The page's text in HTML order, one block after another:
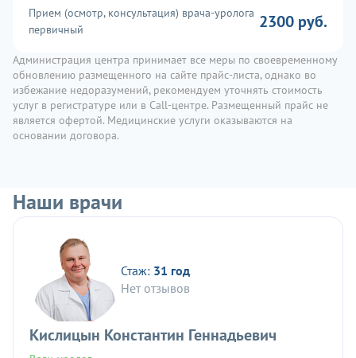
Прием (осмотр, консультация) врача-уролога
первичный
2300 руб.
Администрация центра принимает все меры по своевременному
обновлению размещенного на сайте прайс-листа, однако во
избежание недоразумений, рекомендуем уточнять стоимость
услуг в регистратуре или в Call-центре. Размещенный прайс не
является офертой. Медицинские услуги оказываются на
основании договора.
Наши врачи
Стаж: 31 год
Нет отзывов
Кислицын Константин Геннадьевич